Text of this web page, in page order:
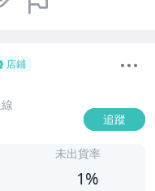
店鋪
追蹤
未出貨率
1%